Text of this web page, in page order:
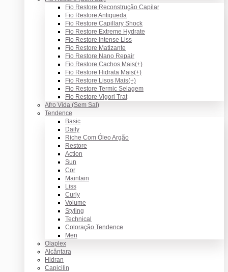
Fio Restore Reconstrução Capilar
Fio Restore Antiqueda
Fio Restore Capillary Shock
Fio Restore Extreme Hydrate
Fio Restore Intense Liss
Fio Restore Matizante
Fio Restore Nano Repair
Fio Restore Cachos Mais(+)
Fio Restore Hidrata Mais(+)
Fio Restore Lisos Mais(+)
Fio Restore Termic Selagem
Fio Restore Vigori Trat
Afro Vida (Sem Sal)
Tendence
Basic
Daily
Riche Com Óleo Argão
Restore
Action
Sun
Cor
Maintain
Liss
Curly
Volume
Styling
Technical
Coloração Tendence
Men
Olaplex
Alcântara
Hidran
Capicilin